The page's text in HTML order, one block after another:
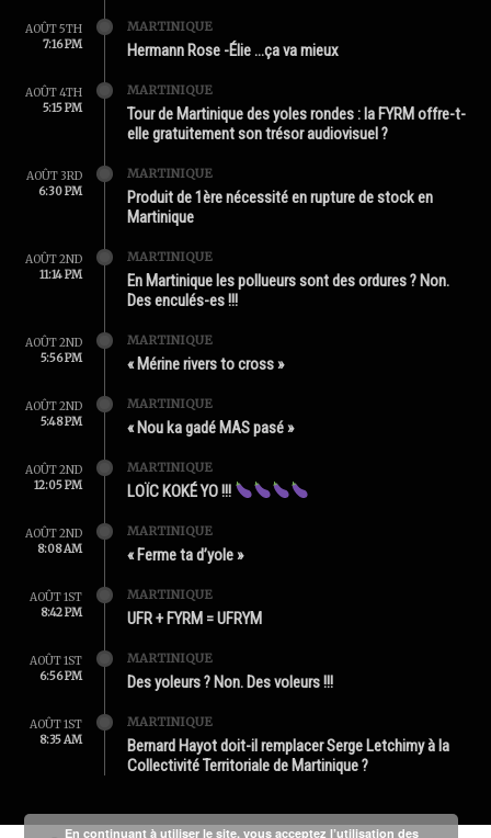
AOÛT 5TH
7:16 PM
MARTINIQUE
Hermann Rose -Élie …ça va mieux
AOÛT 4TH
5:15 PM
MARTINIQUE
Tour de Martinique des yoles rondes : la FYRM offre-t-
elle gratuitement son trésor audiovisuel ?
AOÛT 3RD
6:30 PM
MARTINIQUE
Produit de 1ère nécessité en rupture de stock en
Martinique
AOÛT 2ND
11:14 PM
MARTINIQUE
En Martinique les pollueurs sont des ordures ? Non.
Des enculés-es !!!
AOÛT 2ND
5:56 PM
MARTINIQUE
« Mérine rivers to cross »
AOÛT 2ND
5:48 PM
MARTINIQUE
« Nou ka gadé MAS pasé »
AOÛT 2ND
12:05 PM
MARTINIQUE
LOÏC KOKÉ YO !!!
AOÛT 2ND
8:08 AM
MARTINIQUE
« Ferme ta d’yole »
AOÛT 1ST
8:42 PM
MARTINIQUE
UFR + FYRM = UFRYM
AOÛT 1ST
6:56 PM
MARTINIQUE
Des yoleurs ? Non. Des voleurs !!!
AOÛT 1ST
8:35 AM
MARTINIQUE
Bernard Hayot doit-il remplacer Serge Letchimy à la
Collectivité Territoriale de Martinique ?
En continuant à utiliser le site, vous acceptez l’utilisation des